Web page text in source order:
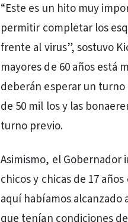
“Este es un hito muy
permitir completar los
frente al virus”, sostuvo
mayores de 60 años está
deberán esperar un turno
de 50 mil los y las
turno previo.
Asimismo, el Gobernador
chicos y chicas de 17
aquí habíamos alcanzado
que tenían condiciones